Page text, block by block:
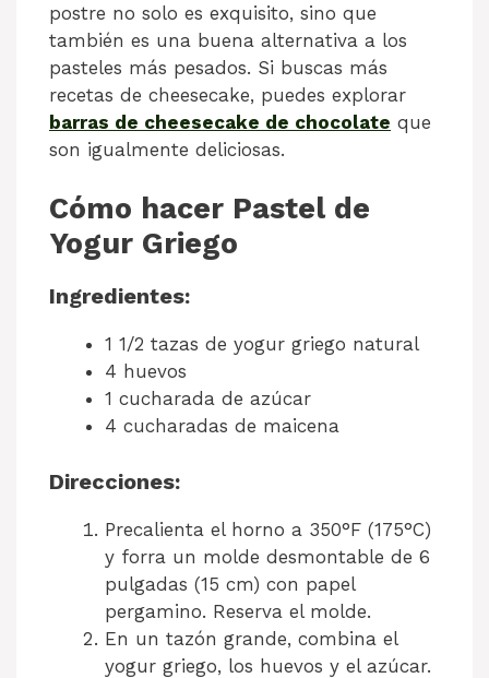
postre no solo es exquisito, sino que
también es una buena alternativa a los
pasteles más pesados. Si buscas más
recetas de cheesecake, puedes explorar
barras de cheesecake de chocolate que
son igualmente deliciosas.
Cómo hacer Pastel de
Yogur Griego
Ingredientes:
1 1/2 tazas de yogur griego natural
4 huevos
1 cucharada de azúcar
4 cucharadas de maicena
Direcciones:
Precalienta el horno a 350°F (175°C)
y forra un molde desmontable de 6
pulgadas (15 cm) con papel
pergamino. Reserva el molde.
En un tazón grande, combina el
yogur griego, los huevos y el azúcar.